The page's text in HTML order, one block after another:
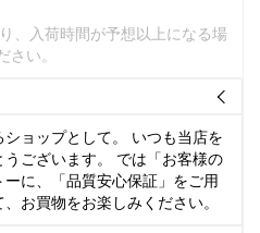
、入荷時間が予想以上になる場
さい。

ョップとして。 いつも当店を
ございます。 では「お客様の
に、「品質安心保証」をご用
お買物をお楽しみください。